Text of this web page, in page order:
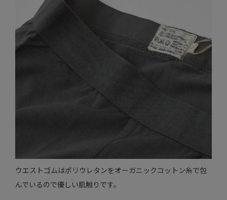
ウエストゴムはポリウレタンをオーガニックコットン糸で包
んでいるので優しい肌触りです。